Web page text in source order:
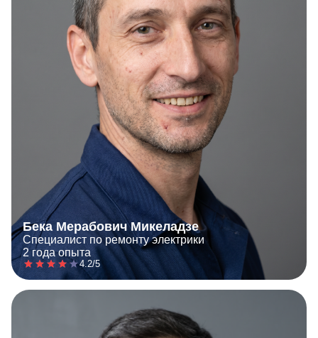
Бека Мерабович Микеладзе
Специалист по ремонту электрики
2 года опыта
4.2/5